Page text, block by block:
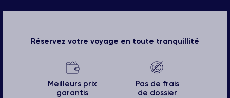
Réservez votre voyage en toute tranquillité
Meilleurs prix
garantis
Pas de frais
de dossier